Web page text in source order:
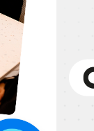
КОМПАНИЙ
Ты учишься
реально